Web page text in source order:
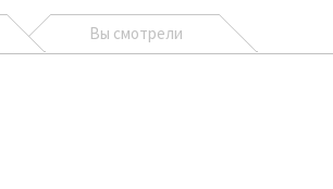
Вы смотрели